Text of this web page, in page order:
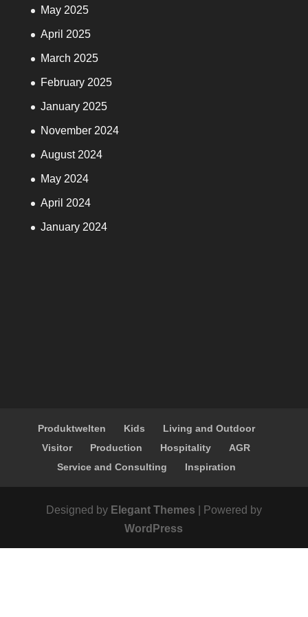
May 2025
April 2025
March 2025
February 2025
January 2025
November 2024
August 2024
May 2024
April 2024
January 2024
Produktwelten Kids
Living and Outdoor
Visitor
Production Hospitality
AGR
Service and Consulting
Inspiration
Designed by Elegant Themes | Powered by
WordPress